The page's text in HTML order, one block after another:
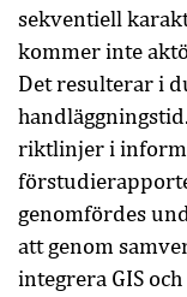
sekventiell
kommer inte
Det resulterar i
riktlinjer i
genomfördes
att genom
integrera GIS